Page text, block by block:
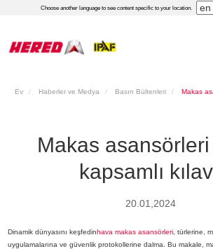
Choose another language to see content specific to your location.
Ev Haberler ve Medya Basın Bültenleri
Makas
kapsamlı
20.01,2024
Dinamik dünyasını keşfedinhava makas asansörleri , türlerine,
uygulamalarına ve güvenlik protokollerine dalma. Bu makale,